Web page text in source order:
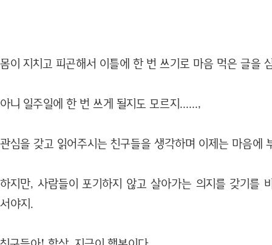
몸이 지치고 피곤해서 이틀에 한 번 쓰기로 마음 먹은 글을
아니 일주일에 한 번 쓰게 될지도 모르지......,
관심을 갖고 읽어주시는 친구들을 생각하며 이제는 마음에
하지만, 사람들이 포기하지 않고 살아가는 의지를 갖기를
서야지.